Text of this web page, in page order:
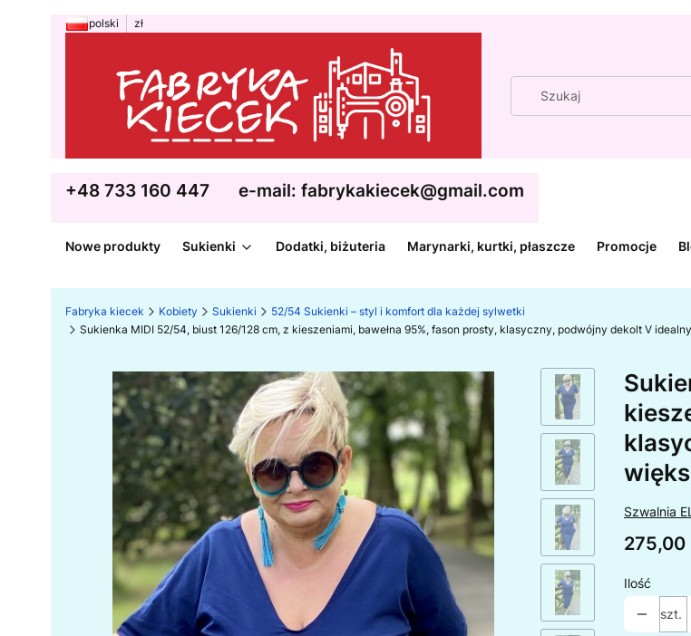
polski zł
+48 733 160 447 e-mail: fabrykakiecek@gmail.com
Nowe produkty Sukienki Dodatki, biżuteria Marynarki, kurtki, płaszcze Promocje
Fabryka kiecek Kobiety Sukienki
52/54 Sukienki – styl i komfort dla każdej sylwetki
Sukienka MIDI 52/54, biust 126/128 cm, z kieszeniami, bawełna 95%, fason prosty, klasyczny, podwójny dekolt V
Szwalnia
Cena
275,00
Ilość
szt.